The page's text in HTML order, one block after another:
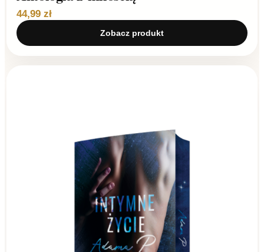
44,99 zł
Zobacz produkt